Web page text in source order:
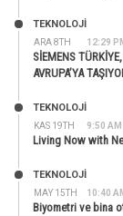
ARA 8TH 12:29
TEKNOLOJİ
SİEMENS
AVRUPA’YA
KAS 19TH 9:50 AM
TEKNOLOJİ
Living Now with
MAY 15TH 10:40
TEKNOLOJİ
Biyometri ve bina